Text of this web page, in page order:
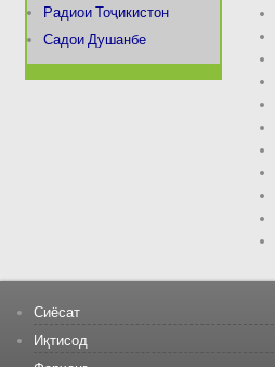
Радиои Тоҷикистон
Садои Душанбе
Сиёсат
Иқтисод